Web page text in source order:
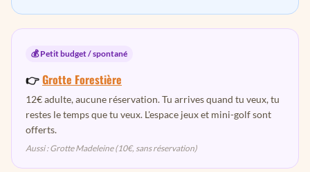
💰 Petit budget / spontané
👉Grotte Forestière
12€ adulte, aucune réservation. Tu arrives quand tu veux, tu
restes le temps que tu veux. L'espace jeux et mini-golf sont
offerts.
Aussi : Grotte Madeleine (10€, sans réservation)